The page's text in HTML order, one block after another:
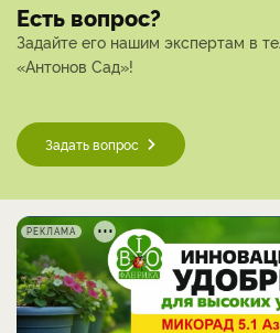
Есть вопрос?
Задайте его нашим экспертам в
«Антонов Сад»!
Задать вопрос
РЕКЛАМА